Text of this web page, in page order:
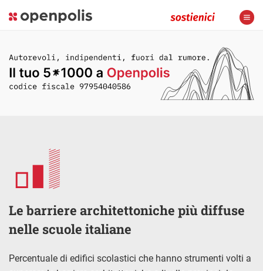
Le barriere architettoniche più diffuse
nelle scuole italiane
Percentuale di edifici scolastici che hanno strumenti volti a